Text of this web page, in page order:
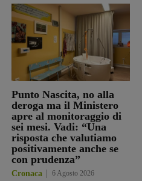
Punto Nascita, no alla
deroga ma il Ministero
apre al monitoraggio di
sei mesi. Vadi: “Una
risposta che valutiamo
positivamente anche se
con prudenza”
Cronaca 6 Agosto 2026